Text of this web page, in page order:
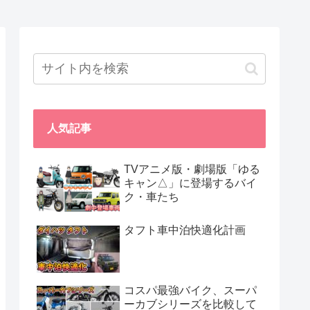
人気記事
TVアニメ版・劇場版「ゆる
キャン△」に登場するバイ
ク・車たち
タフト車中泊快適化計画
コスパ最強バイク、スーパ
ーカブシリーズを比較して